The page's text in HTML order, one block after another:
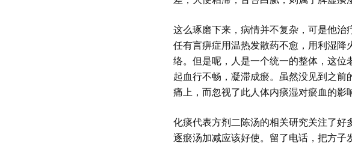
这么琢磨下来，病情并不复杂，可是他
任有言痹症用温热发散药不愈，用利湿
络。但是呢，人是一个统一的整体，这位
起血行不畅，凝滞成瘀。虽然没见到之
痛上，而忽视了此人体内痰湿对瘀血的影
化痰代表方剂二陈汤的相关研究关注了
逐瘀汤加减应该好使。留了电话，把方子